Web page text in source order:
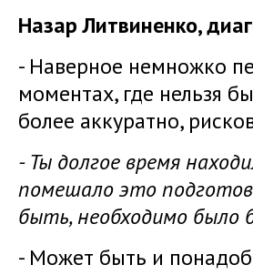
Назар Литвиненко,
- Наверное немножко
моментах, где нельзя
более аккуратно,
- Ты долгое время
помешало это
быть, необходимо было
- Может быть и